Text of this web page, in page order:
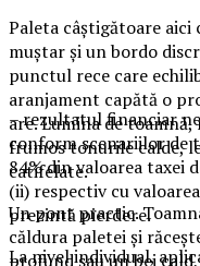
– rezultatul financiar
conform scenariilor de
84% din valoarea taxei
(ii) respectiv cu
prezintă pierdere.
La nivel individual,
Paleta câștigătoare
muștar și un bordo
punctul rece care
aranjament capătă o
are. Lumina de toamnă,
frumos tonurile calde,
catifelate.
Un pont practic.
căldura paletei și
profund sau un bej